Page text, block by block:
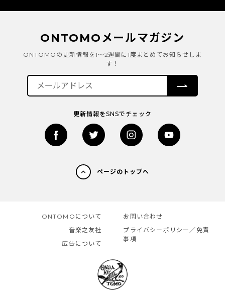
ONTOMOメールマガジン
ONTOMOの更新情報を1～2週間に1度まとめてお知らせしま
す！
更新情報をSNSでチェック
ページのトップへ
ONTOMOについて
音楽之友社
広告について
お問い合わせ
プライバシーポリシー／免責
事項